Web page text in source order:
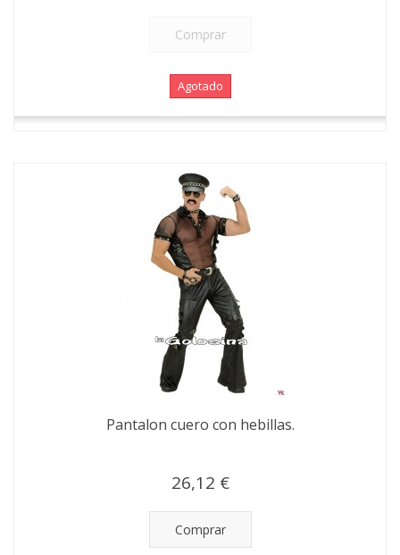
Comprar
Agotado
Pantalon cuero con hebillas.
26,12 €
Comprar